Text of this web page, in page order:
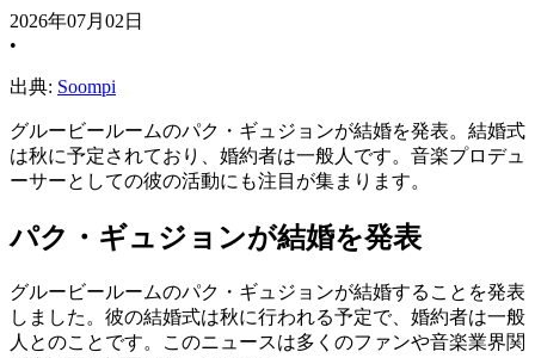
2026年07月02日
•
出典: Soompi
グルービールームのパク・ギュジョンが結婚を発表。結婚式
は秋に予定されており、婚約者は一般人です。音楽プロデュ
ーサーとしての彼の活動にも注目が集まります。
パク・ギュジョンが結婚を発表
グルービールームのパク・ギュジョンが結婚することを発表
しました。彼の結婚式は秋に行われる予定で、婚約者は一般
人とのことです。このニュースは多くのファンや音楽業界関